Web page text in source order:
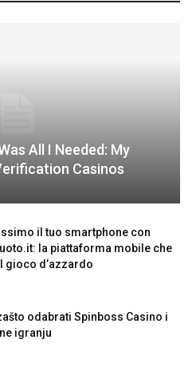
All I Needed: My
Casinos
il tuo smartphone con
la piattaforma mobile che
gioco d’azzardo
odabrati Spinboss Casino i
igranju